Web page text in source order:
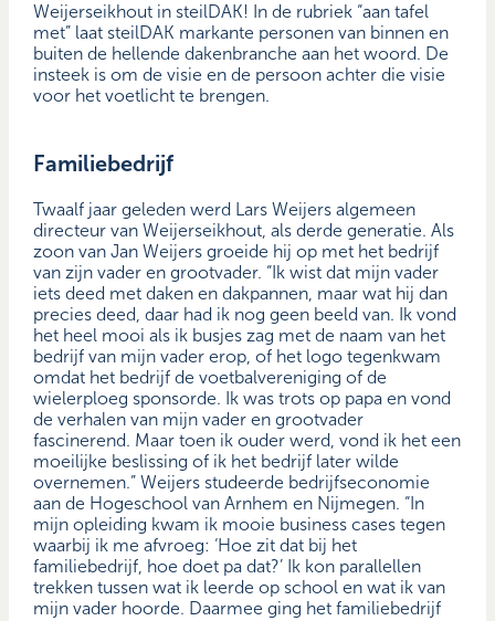
Weijerseikhout in steilDAK! In de rubriek “aan tafel
met” laat steilDAK markante personen van binnen en
buiten de hellende dakenbranche aan het woord. De
insteek is om de visie en de persoon achter die visie
voor het voetlicht te brengen.
Familiebedrijf
Twaalf jaar geleden werd Lars Weijers algemeen
directeur van Weijerseikhout, als derde generatie. Als
zoon van Jan Weijers groeide hij op met het bedrijf
van zijn vader en grootvader. “Ik wist dat mijn vader
iets deed met daken en dakpannen, maar wat hij dan
precies deed, daar had ik nog geen beeld van. Ik vond
het heel mooi als ik busjes zag met de naam van het
bedrijf van mijn vader erop, of het logo tegenkwam
omdat het bedrijf de voetbalvereniging of de
wielerploeg sponsorde. Ik was trots op papa en vond
de verhalen van mijn vader en grootvader
fascinerend. Maar toen ik ouder werd, vond ik het een
moeilijke beslissing of ik het bedrijf later wilde
overnemen.” Weijers studeerde bedrijfseconomie
aan de Hogeschool van Arnhem en Nijmegen. “In
mijn opleiding kwam ik mooie business cases tegen
waarbij ik me afvroeg: ‘Hoe zit dat bij het
familiebedrijf, hoe doet pa dat?’ Ik kon parallellen
trekken tussen wat ik leerde op school en wat ik van
mijn vader hoorde. Daarmee ging het familiebedrijf